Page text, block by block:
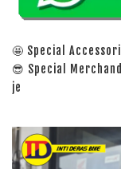
🤩 Special
😎 Special
je